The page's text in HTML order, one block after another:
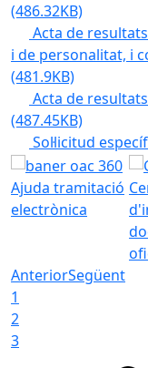
(486.32KB)
Acta de
i de personalitat, i
(481.9KB)
Acta de
(487.45KB)
Sol·licitud
Ajuda tramitació
electrònica
AnteriorSegüent
1
2
3